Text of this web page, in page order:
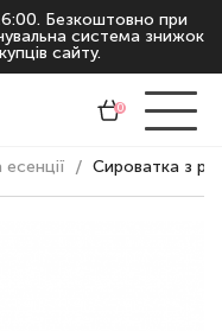
Безкоштовно при
система знижок
сайту.
0
Сироватка з